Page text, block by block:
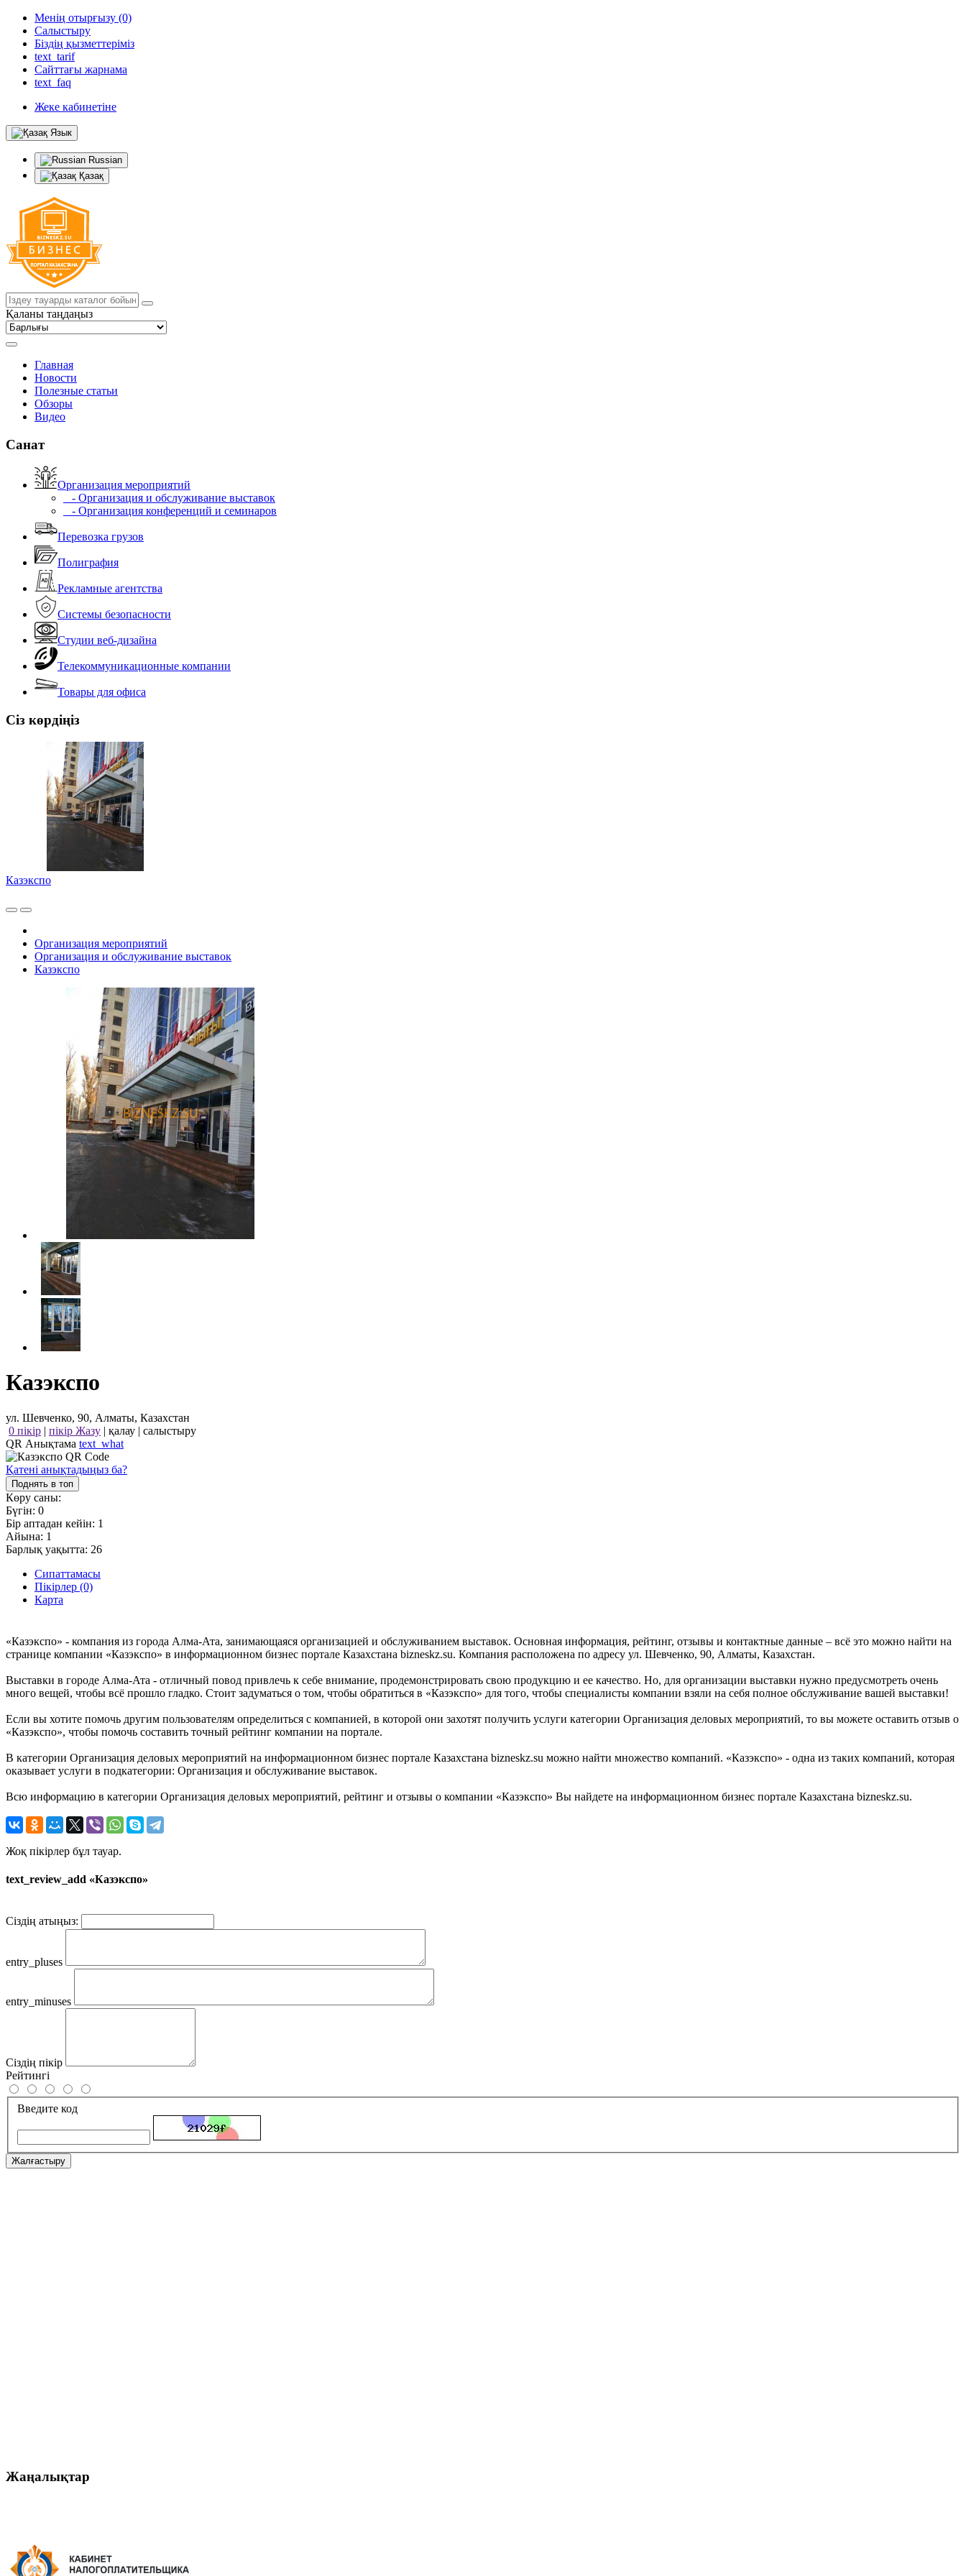
Менің отырғызу (0)
Салыстыру
Біздің қызметтеріміз
text_tarif
Сайттағы жарнама
text_faq
Жеке кабинетіне
Язык
Russian
Қазақ
Қаланы таңдаңыз
Главная
Новости
Полезные статьи
Обзоры
Видео
Санат
Организация мероприятий
- Организация и обслуживание выставок
- Организация конференций и семинаров
Перевозка грузов
Полиграфия
Рекламные агентства
Системы безопасности
Студии веб-дизайна
Телекоммуникационные компании
Товары для офиса
Сіз көрдіңіз
Казэкспо
Организация мероприятий
Организация и обслуживание выставок
Казэкспо
Казэкспо
ул. Шевченко, 90, Алматы, Казахстан
0 пікір | пікір Жазу | қалау | салыстыру
QR Анықтама text_what
Қатені анықтадыңыз ба?
Поднять в топ
Көру саны:
Бүгін: 0
Бір аптадан кейін: 1
Айына: 1
Барлық уақытта: 26
Сипаттамасы
Пікірлер (0)
Карта
«Казэкспо» - компания из города Алма-Ата, занимающаяся организацией и обслуживанием выставок. Основная информация, рейтинг, отзывы и контактные данные – всё это можно найти на
странице компании «Казэкспо» в информационном бизнес портале Казахстана bizneskz.su. Компания расположена по адресу ул. Шевченко, 90, Алматы, Казахстан.
Выставки в городе Алма-Ата - отличный повод привлечь к себе внимание, продемонстрировать свою продукцию и ее качество. Но, для организации выставки нужно предусмотреть очень
много вещей, чтобы всё прошло гладко. Стоит задуматься о том, чтобы обратиться в «Казэкспо» для того, чтобы специалисты компании взяли на себя полное обслуживание вашей выставки!
Если вы хотите помочь другим пользователям определиться с компанией, в которой они захотят получить услуги категории Организация деловых мероприятий, то вы можете оставить отзыв о
«Казэкспо», чтобы помочь составить точный рейтинг компании на портале.
В категории Организация деловых мероприятий на информационном бизнес портале Казахстана bizneskz.su можно найти множество компаний. «Казэкспо» - одна из таких компаний, которая
оказывает услуги в подкатегории: Организация и обслуживание выставок.
Всю информацию в категории Организация деловых мероприятий, рейтинг и отзывы о компании «Казэкспо» Вы найдете на информационном бизнес портале Казахстана bizneskz.su.
Жоқ пікірлер бұл тауар.
text_review_add «Казэкспо»
Сіздің атыңыз:
entry_pluses
entry_minuses
Сіздің пікір
Рейтингі
Введите код
Жалғастыру
Жаңалықтар